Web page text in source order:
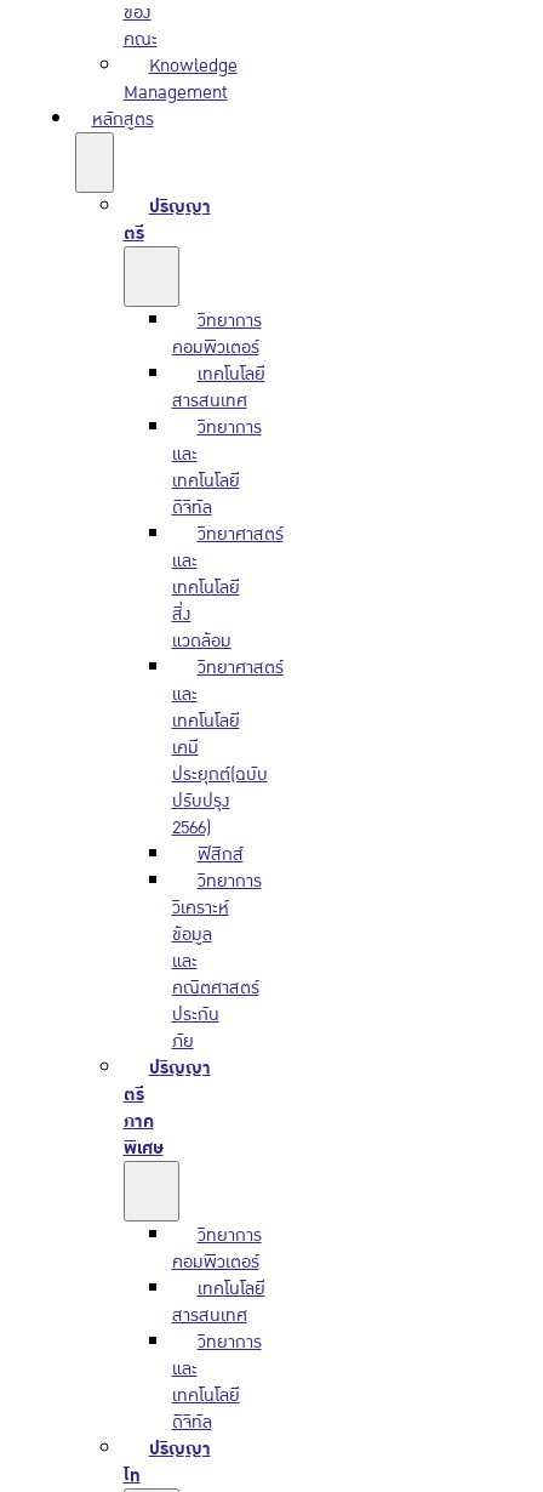
ของ
คณะ
Knowledge
Management
หลักสูตร
ปริญญา
ตรี
วิทยาการ
คอมพิวเตอร์
เทคโนโลยี
สารสนเทศ
วิทยาการ
และ
เทคโนโลยี
ดิจิทัล
วิทยาศาสตร์
และ
เทคโนโลยี
สิ่ง
แวดล้อม
วิทยาศาสตร์
และ
เทคโนโลยี
เคมี
ประยุกต์(ฉบับ
ปรับปรุง
2566)
ฟิสิกส์
วิทยาการ
วิเคราะห์
ข้อมูล
และ
คณิตศาสตร์
ประกัน
ภัย
ปริญญา
ตรี
ภาค
พิเศษ
วิทยาการ
คอมพิวเตอร์
เทคโนโลยี
สารสนเทศ
วิทยาการ
และ
เทคโนโลยี
ดิจิทัล
ปริญญา
โท